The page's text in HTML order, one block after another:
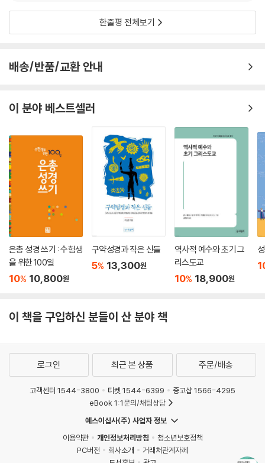
시기에 성경이 그 마지막 형태에 도달했다는 입장을 취한다. 성조 시대의
기본이 되는 신화들, 이집트 탈출 내러티브와 여호수아의 정복 내러티브,
쇠퇴, 창조와 홍수에 관한 신화적 기술 등의 중요성은 이 시기의 저자들과
《고대 이스라엘의 역사와 사회》는 성경 말씀을 직접 설명해 주지는 않지
만, 성경을 읽는 데 전반에 걸쳐 큰 도움을 줄 것입니다.
친히 쓴 이 책의 ‘서문’에서 이렇게 이야기합니다. “성경은 주님을 따르는
으로 만듭니다. … 복음을 전하겠다는 결심을 불러일으키는 최선의 동기
는, 복음을 사랑으로 관상하고 조금씩 찬찬히 마음으로 읽는 것입니다. 이
러한 방식으로 복음을 가까이할 때, 우리는 복음의 아름다움에 놀라고, 복
음을 읽을 때마다 거듭 매료됩니다.”
‘성서와함께’의 희년을 맞아 한국 교회에 내놓는 《21세기 제롬 성경 주해》
를 통해 많은 그리스도인이 성경 말씀을 가까이하고, 그 말씀을 바르게 알
아듣고 마음에 새겨, 진정한 하느님의 백성으로 거듭나는 계기가 되기를
바랍니다.
한줄평 전체보기
배송/반품/교환 안내
이 분야 베스트셀러
은총 성경 쓰기 : 수험생
을 위한 100일
10% 10,800원
구약성경과 작은 신들
5% 13,300원
역사적 예수와 초기 그
리스도교
10% 18,900원
이 책을 구입하신 분들이 산 분야 책
로그인 최근 본 상품 주문/배송
고객센터 1544-3800 티켓 1544-6399
중고샵 1566-4295
eBook 1:1문의/채팅상담
예스이십사(주) 사업자 정보
이용약관
개인정보처리방침
청소년보호정책
PC버전
회사소개
거래처관계자께